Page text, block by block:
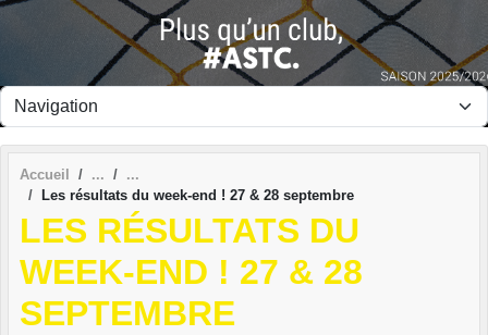
Accueil
Les résultats du week-end ! 27 & 28 septembre
LES RÉSULTATS DU
WEEK-END ! 27 & 28
SEPTEMBRE
Panneau de gestion des cookies